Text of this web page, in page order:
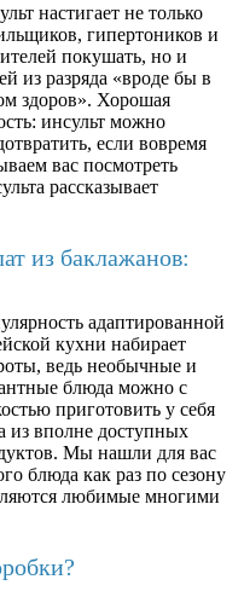
настигает не только
гипертоников и
покушать, но и
из разряда «вроде бы в
здоров». Хорошая
инсульт можно
если вовремя
вас посмотреть
рассказывает
из баклажанов:
адаптированной
кухни набирает
ведь необычные и
блюда можно с
приготовить у себя
из вполне доступных
Мы нашли для вас
блюда как раз по сезону
любимые многими